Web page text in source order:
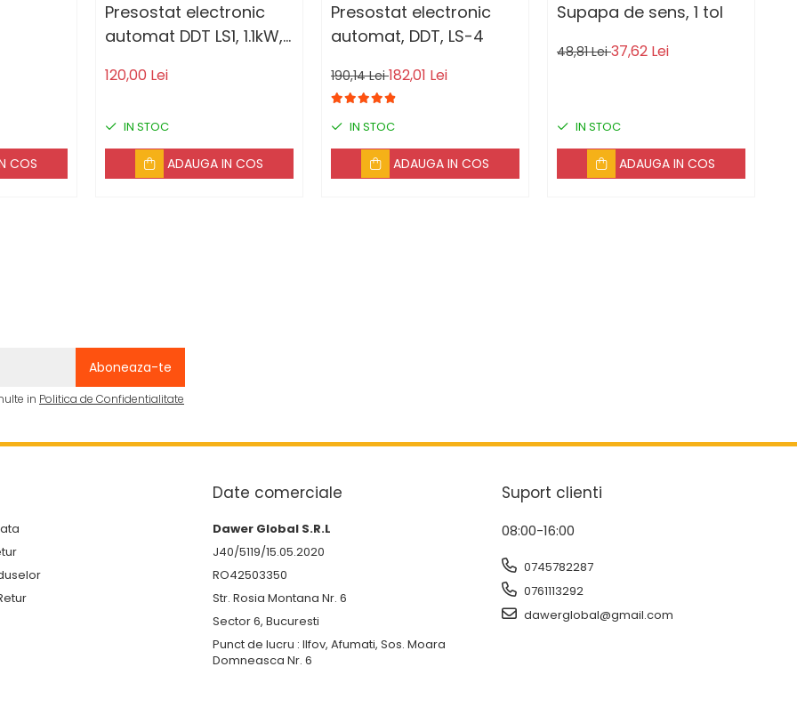
COS
Presostat electronic
automat DDT LS1, 1.1kW,
120,00 Lei
IN STOC
ADAUGA IN COS
Presostat electronic
automat, DDT, LS-4
190,14 Lei182,01 Lei
IN STOC
ADAUGA IN COS
Supapa de sens, 1 tol
48,81 Lei37,62 Lei
IN STOC
ADAUGA IN COS
in Politica de Confidentialitate
Date comerciale
Dawer Global S.R.L
J40/5119/15.05.2020
RO42503350
Str. Rosia Montana Nr. 6
Sector 6, Bucuresti
Punct de lucru : Ilfov, Afumati, Sos. Moara
Domneasca Nr. 6
Suport clienti
08:00-16:00
0745782287
0761113292
dawerglobal@gmail.com